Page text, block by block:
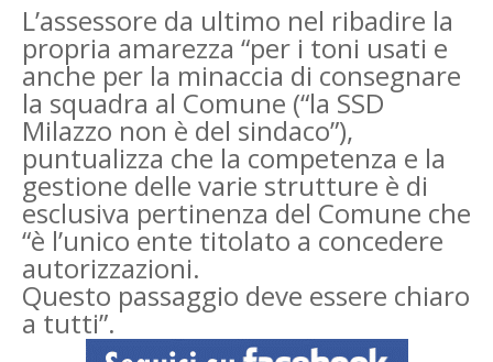
L’assessore da ultimo nel ribadire la
propria amarezza “per i toni usati e
anche per la minaccia di consegnare
la squadra al Comune (“la SSD
Milazzo non è del sindaco”),
puntualizza che la competenza e la
gestione delle varie strutture è di
esclusiva pertinenza del Comune che
“è l’unico ente titolato a concedere
autorizzazioni.
Questo passaggio deve essere chiaro
a tutti”.